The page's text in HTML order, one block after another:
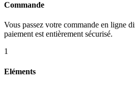
Commande
Vous passez votre commande en ligne
paiement est entièrement sécurisé.
1
Eléments